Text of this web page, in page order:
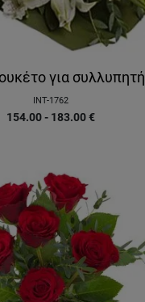
για
INT-1762
154.00 - 183.00€